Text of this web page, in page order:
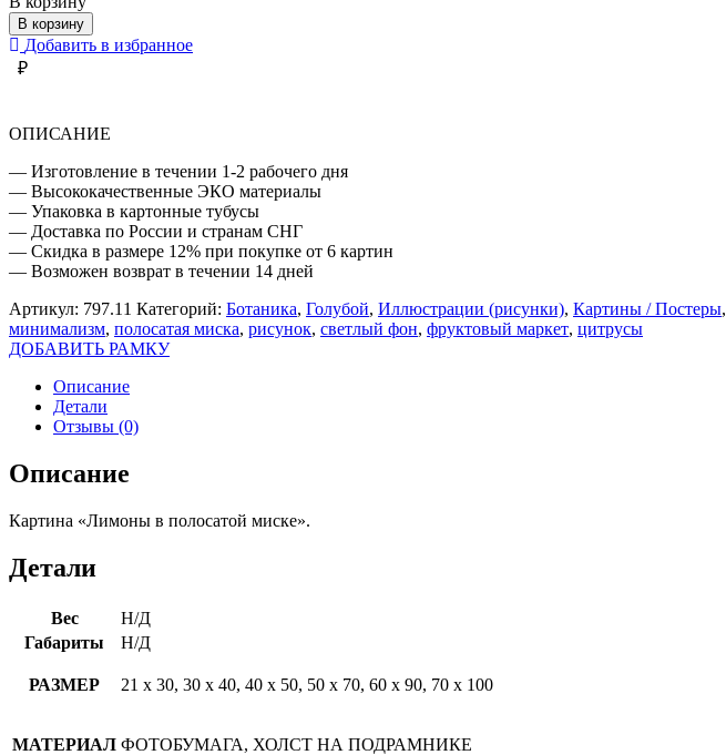
ЛИМОНЫ
В
ПОЛОСАТОЙ
МИСКЕ
В корзину
Добавить в избранное
₽
ОПИСАНИЕ
— Изготовление в течении 1-2 рабочего дня
— Высококачественные ЭКО материалы
— Упаковка в картонные тубусы
— Доставка по России и странам СНГ
— Скидка в размере 12% при покупке от 6 картин
— Возможен возврат в течении 14 дней
Артикул: 797.11 Категорий: Ботаника, Голубой, Иллюстрации (рисунки), Картины / Постеры,
минимализм, полосатая миска, рисунок, светлый фон, фруктовый маркет, цитрусы
ДОБАВИТЬ РАМКУ
Описание
Детали
Отзывы (0)
Описание
Картина «Лимоны в полосатой миске».
Детали
Вес
Н/Д
Габариты
Н/Д
РАЗМЕР 21 х 30, 30 х 40, 40 х 50, 50 х 70, 60 х 90, 70 х 100
МАТЕРИАЛ ФОТОБУМАГА, ХОЛСТ НА ПОДРАМНИКЕ